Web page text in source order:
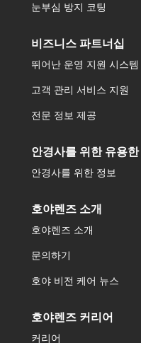
눈부심 방지 코팅
비즈니스 파트너십
뛰어난 운영 지원 시스템
고객 관리 서비스 지원
전문 정보 제공
안경사를 위한 유용한
안경사를 위한 정보
호야렌즈 소개
호야렌즈 소개
문의하기
호야 비전 케어 뉴스
호야렌즈 커리어
커리어